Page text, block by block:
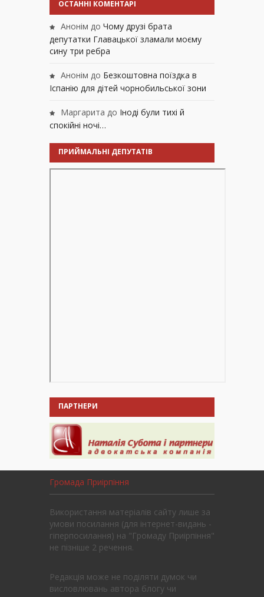
ОСТАННІ КОМЕНТАРІ
Анонім до Чому друзі брата
депутатки Главацької зламали моєму
сину три ребра
Анонім до Безкоштовна поїздка в
Іспанію для дітей чорнобильської зони
Маргарита до Іноді були тихі й
спокійні ночі…
ПРИЙМАЛЬНІ ДЕПУТАТІВ
ПАРТНЕРИ
Громада Приірпіння
Використання матеріалів сайту лише за
умови посилання (для інтернет-видань -
гіперпосилання) на "Громаду Приірпіння"
не пізніше 2 речення.
Редакція може не поділяти думок чи
висловлювань автора блогу чи